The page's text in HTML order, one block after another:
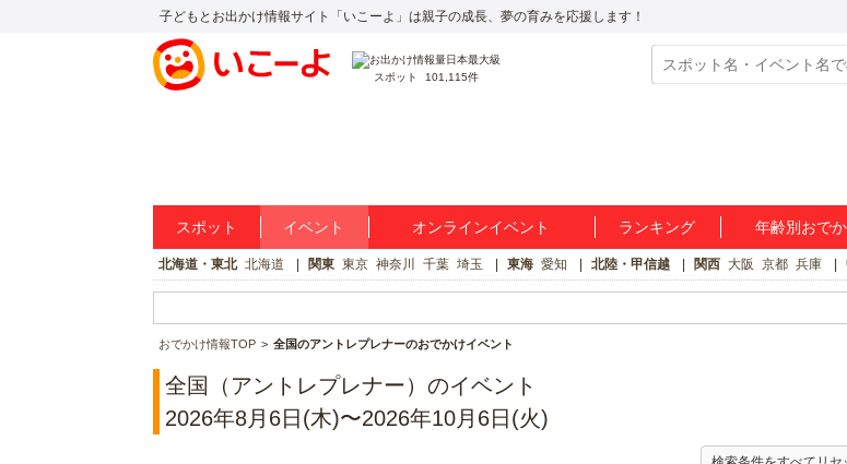
子どもとお出かけ情報サイト「いこーよ」は親子の成長、夢の育みを応援します！
スポット 101,115件
スポット イベント オンラインイベント ランキング 年齢別おで
北海道・東北 北海道 関東 東京 神奈川 千葉 埼玉 東海 愛知 北陸・甲信越 関西 大阪 京都 兵庫
おでかけ情報TOP 全国のアントレプレナーのおでかけイベント
全国（アントレプレナー）のイベント
2026年8月6日(木)〜2026年10月6日(火)